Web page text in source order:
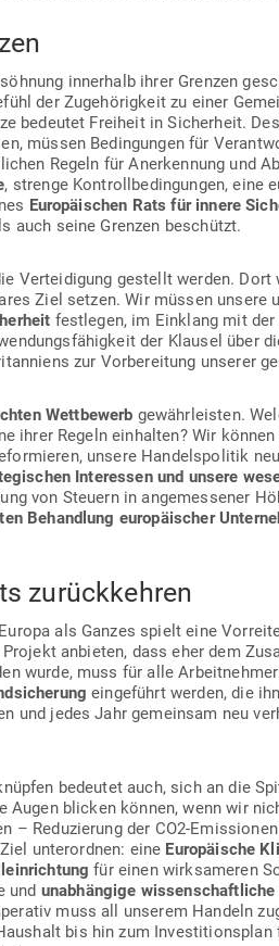
innerhalb ihrer Grenzen
der Zuge­hö­rigkeit zu einer
bedeutet Freiheit in Sicherheit.
müssen Bedin­gungen für
Regeln für Aner­kennung und
, strenge Kon­troll­be­din­gungen, eine
Euro­päi­schen Rats für innere
auch seine Grenzen beschützt.
Ver­tei­digung gestellt werden.
Ziel setzen. Wir müssen unsere
fest­legen, im Ein­klang mit
der Klausel über
zur Vor­be­reitung unserer
Wett­bewerb gewähr­leisten.
ihrer Regeln ein­halten? Wir
unsere Han­dels­po­litik
Inter­essen und unsere
von Steuern in ange­mes­sener
Behandlung euro­päi­scher
zurückkehren
als Ganzes spielt eine
anbieten, dass eher dem
wurde, muss für alle
ein­ge­führt werden, die
und jedes Jahr gemeinsam neu
bedeutet auch, sich an die
Augen blicken können, wenn wir
– Redu­zierung der CO2-
unter­ordnen: eine Euro­päische
für einen wirk­sa­meren
und unab­hängige wis­sen­schaft­liche
muss all unserem Handeln
bis hin zum Inves­ti­ti­onsplan